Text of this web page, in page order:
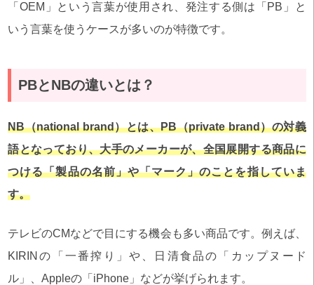
「OEM」という言葉が使用され、発注する側は「PB」と
いう言葉を使うケースが多いのが特徴です。
PBとNBの違いとは？
NB（national brand）とは、PB（private brand）の対義
語となっており、大手のメーカーが、全国展開する商品に
つける「製品の名前」や「マーク」のことを指していま
す。
テレビのCMなどで目にする機会も多い商品です。例えば、
KIRINの「一番搾り」や、日清食品の「カップヌード
ル」、Appleの「iPhone」などが挙げられます。